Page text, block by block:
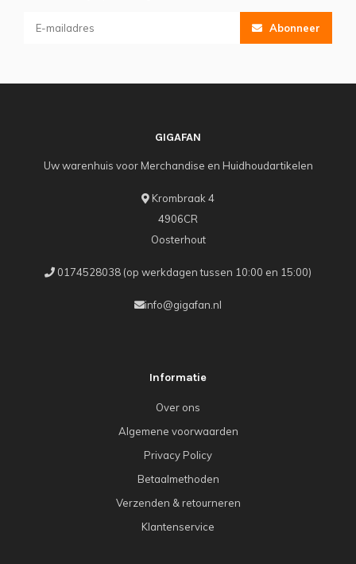
Abonneer
GIGAFAN
Uw warenhuis voor Merchandise en Huidhoudartikelen
Krombraak 4
4906CR
Oosterhout
0174528038 (op werkdagen tussen 10:00 en 15:00)
info@gigafan.nl
Informatie
Over ons
Algemene voorwaarden
Privacy Policy
Betaalmethoden
Verzenden & retourneren
Klantenservice